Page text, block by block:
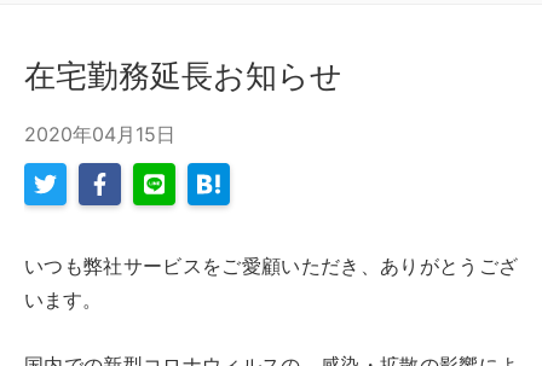
在宅勤務延長お知らせ
2020年04月15日
いつも弊社サービスをご愛顧いただき、ありがとうござ
います。